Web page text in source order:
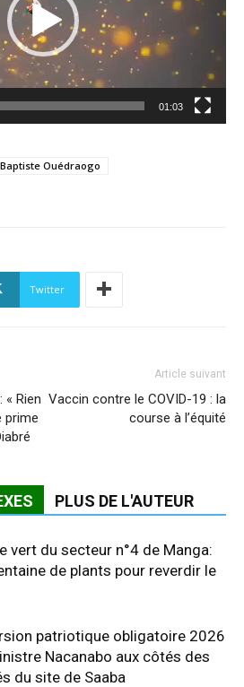
01:03
Baptiste Ouédraogo
Twitter
Rien
prime
Article suivant
Vaccin contre le COVID-19 : la
course à l’équité
PLUS DE L'AUTEUR
vert du secteur n°4 de Manga:
de plants pour reverdir le
patriotique obligatoire 2026
Nacanabo aux côtés des
du site de Saaba